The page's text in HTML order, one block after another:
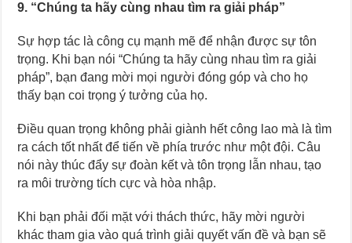
9. “Chúng ta hãy cùng nhau tìm ra giải pháp”
Sự hợp tác là công cụ mạnh mẽ để nhận được sự tôn
trọng. Khi bạn nói “Chúng ta hãy cùng nhau tìm ra giải
pháp”, bạn đang mời mọi người đóng góp và cho họ
thấy bạn coi trọng ý tưởng của họ.
Điều quan trọng không phải giành hết công lao mà là tìm
ra cách tốt nhất để tiến về phía trước như một đội. Câu
nói này thúc đẩy sự đoàn kết và tôn trọng lẫn nhau, tạo
ra môi trường tích cực và hòa nhập.
Khi bạn phải đối mặt với thách thức, hãy mời người
khác tham gia vào quá trình giải quyết vấn đề và bạn sẽ